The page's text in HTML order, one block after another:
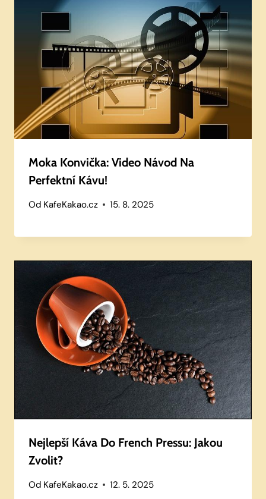
Moka Konvička: Video Návod Na
Perfektní Kávu!
Od KafeKakao.cz 15. 8. 2025
Nejlepší Káva Do French Pressu: Jakou
Zvolit?
Od KafeKakao.cz 12. 5. 2025